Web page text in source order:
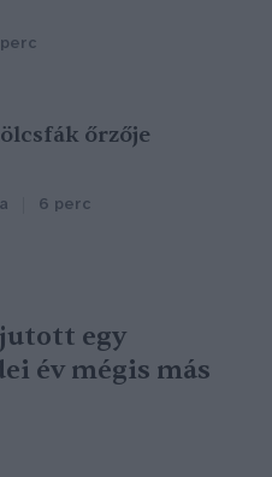
őrzője
6 perc
egy
év mégis más